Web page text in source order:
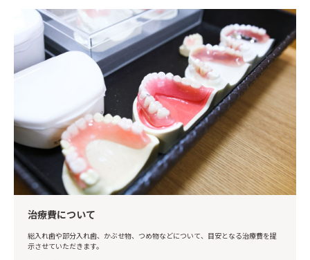
治療費について
総入れ歯や部分入れ歯、かぶせ物、つめ物などについて、目安となる治療費を提
示させていただきます。